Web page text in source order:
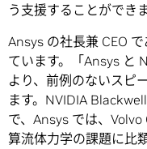
う支援することができま
Ansys の社長兼 CEO
ています。「Ansys と
より、前例のないスピ
ます。NVIDIA
で、Ansys では、
算流体力学の課題に比